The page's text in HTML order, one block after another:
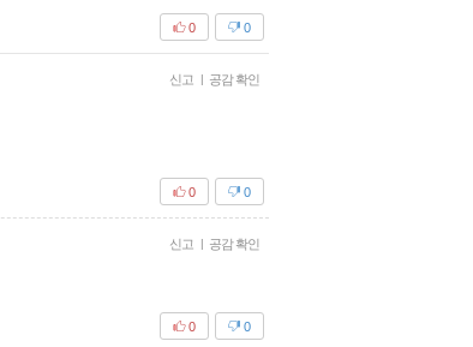
0
0
신고 | 공감 확인
0
0
신고 | 공감 확인
0
0